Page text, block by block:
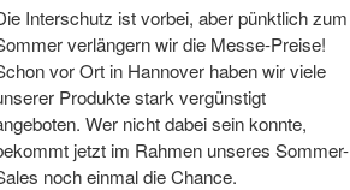
Interschutz ist vorbei, aber pünktlich zum
verlängern wir die Messe-Preise!
vor Ort in Hannover haben wir viele
Produkte stark vergünstigt
Wer nicht dabei sein konnte,
jetzt im Rahmen unseres Sommer-
noch einmal die Chance.